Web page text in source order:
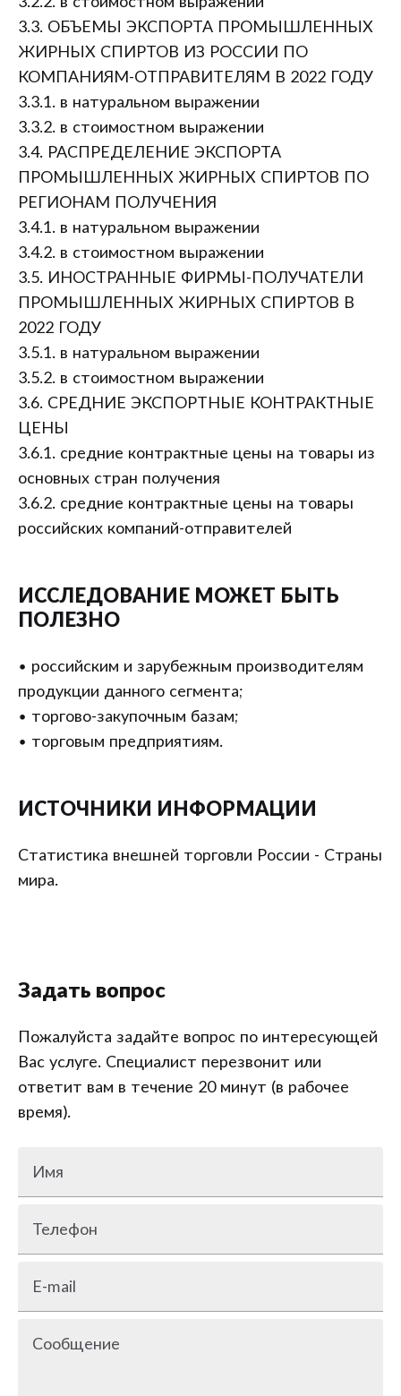
3.3. ОБЪЕМЫ ЭКСПОРТА ПРОМЫШЛЕННЫХ
ЖИРНЫХ СПИРТОВ ИЗ РОССИИ ПО
КОМПАНИЯМ-ОТПРАВИТЕЛЯМ В 2022 ГОДУ
3.3.1. в натуральном выражении
3.3.2. в стоимостном выражении
3.4. РАСПРЕДЕЛЕНИЕ ЭКСПОРТА
ПРОМЫШЛЕННЫХ ЖИРНЫХ СПИРТОВ ПО
РЕГИОНАМ ПОЛУЧЕНИЯ
3.4.1. в натуральном выражении
3.4.2. в стоимостном выражении
3.5. ИНОСТРАННЫЕ ФИРМЫ-ПОЛУЧАТЕЛИ
ПРОМЫШЛЕННЫХ ЖИРНЫХ СПИРТОВ В
2022 ГОДУ
3.5.1. в натуральном выражении
3.5.2. в стоимостном выражении
3.6. СРЕДНИЕ ЭКСПОРТНЫЕ КОНТРАКТНЫЕ
ЦЕНЫ
3.6.1. средние контрактные цены на товары из
основных стран получения
3.6.2. средние контрактные цены на товары
российских компаний-отправителей
ИССЛЕДОВАНИЕ МОЖЕТ БЫТЬ
ПОЛЕЗНО
• российским и зарубежным производителям
продукции данного сегмента;
• торгово-закупочным базам;
• торговым предприятиям.
ИСТОЧНИКИ ИНФОРМАЦИИ
Статистика внешней торговли России - Страны
мира.
Задать вопрос
Пожалуйста задайте вопрос по интересующей
Вас услуге. Специалист перезвонит или
ответит вам в течение 20 минут (в рабочее
время).
Имя
Телефон
E-mail
Сообщение